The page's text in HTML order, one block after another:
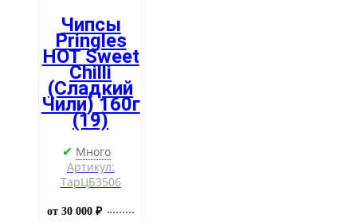
Чипсы
Pringles
HOT Sweet
Chilli
(Сладкий
Чили) 160г
(19)
✔ Много
Артикул:
ТарЦБ3506
от 30 000 ₽